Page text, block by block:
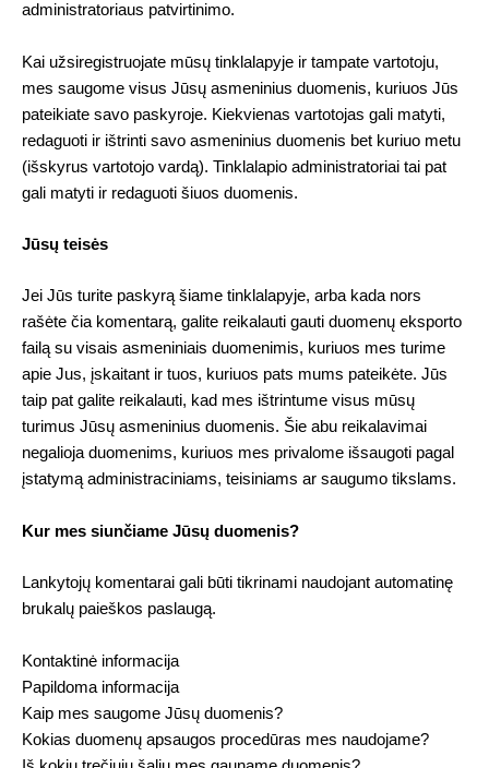
administratoriaus patvirtinimo.
Kai užsiregistruojate mūsų tinklalapyje ir tampate vartotoju,
mes saugome visus Jūsų asmeninius duomenis, kuriuos Jūs
pateikiate savo paskyroje. Kiekvienas vartotojas gali matyti,
redaguoti ir ištrinti savo asmeninius duomenis bet kuriuo metu
(išskyrus vartotojo vardą). Tinklalapio administratoriai tai pat
gali matyti ir redaguoti šiuos duomenis.
Jūsų teisės
Jei Jūs turite paskyrą šiame tinklalapyje, arba kada nors
rašėte čia komentarą, galite reikalauti gauti duomenų eksporto
failą su visais asmeniniais duomenimis, kuriuos mes turime
apie Jus, įskaitant ir tuos, kuriuos pats mums pateikėte. Jūs
taip pat galite reikalauti, kad mes ištrintume visus mūsų
turimus Jūsų asmeninius duomenis. Šie abu reikalavimai
negalioja duomenims, kuriuos mes privalome išsaugoti pagal
įstatymą administraciniams, teisiniams ar saugumo tikslams.
Kur mes siunčiame Jūsų duomenis?
Lankytojų komentarai gali būti tikrinami naudojant automatinę
brukalų paieškos paslaugą.
Kontaktinė informacija
Papildoma informacija
Kaip mes saugome Jūsų duomenis?
Kokias duomenų apsaugos procedūras mes naudojame?